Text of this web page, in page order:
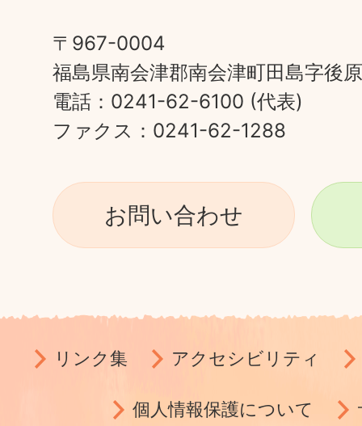
〒967-0004
福島県南会津郡南会津町田島字後
電話：0241-62-6100 (代表)
ファクス：0241-62-1288
お問い合わせ
リンク集 アクセシビリティ
個人情報保護について